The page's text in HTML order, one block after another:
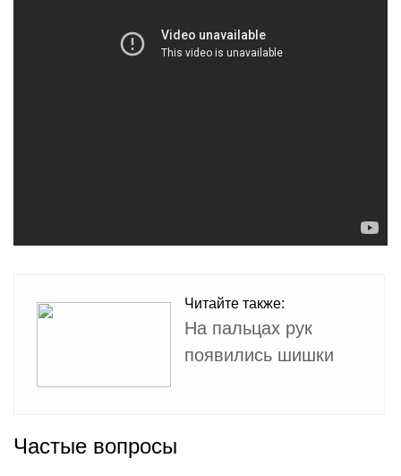
Читайте также:
На пальцах рук
появились шишки
Частые вопросы